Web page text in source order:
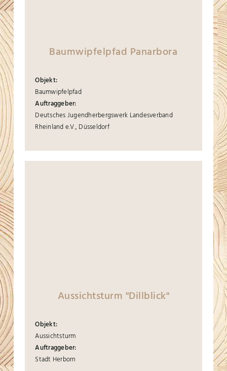
Baumwipfelpfad Panarbora
Objekt:
Baumwipfelpfad
Auftraggeber:
Deutsches Jugendherbergswerk Landesverband
Rheinland e.V., Düsseldorf
Aussichtsturm "Dillblick"
Objekt:
Aussichtsturm
Auftraggeber:
Stadt Herborn